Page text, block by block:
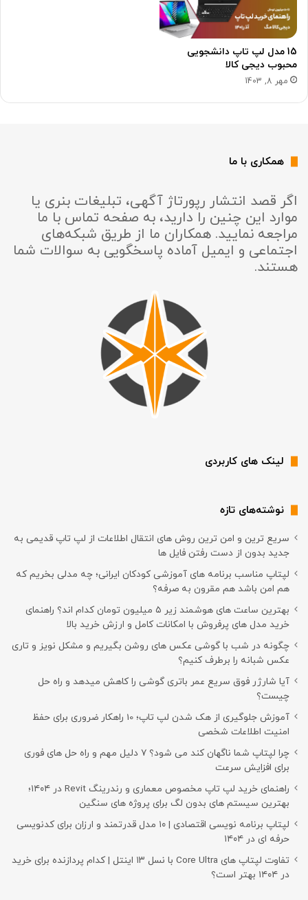
15 مدل لپ تاپ دانشجویی
محبوب دیجی کالا
مهر 8, 1403
همکاری با ما
اگر قصد انتشار رپورتاژ آگهی، تبلیغات بنری یا
موارد این چنین را دارید، به صفحه تماس با ما
مراجعه نمایید. همکاران ما از طریق شبکه‌های
اجتماعی و ایمیل آماده پاسخگویی به سوالات شما
هستند.
لینک های کاربردی
نوشته‌های تازه
سریع ترین و امن ترین روش های انتقال اطلاعات از لپ تاپ قدیمی به
جدید بدون از دست رفتن فایل ها
لپتاپ مناسب برنامه های آموزشی کودکان ایرانی؛ چه مدلی بخریم که
هم امن باشد هم مقرون به صرفه؟
بهترین ساعت های هوشمند زیر ۵ میلیون تومان کدام اند؟ راهنمای
خرید مدل های پرفروش با امکانات کامل و ارزش خرید بالا
چگونه در شب با گوشی عکس های روشن بگیریم و مشکل نویز و تاری
عکس شبانه را برطرف کنیم؟
آیا شارژر فوق سریع عمر باتری گوشی را کاهش میدهد و راه حل
چیست؟
آموزش جلوگیری از هک شدن لپ تاپ؛ 10 راهکار ضروری برای حفظ
امنیت اطلاعات شخصی
چرا لپتاپ شما ناگهان کند می شود؟ ۷ دلیل مهم و راه حل های فوری
برای افزایش سرعت
راهنمای خرید لپ تاپ مخصوص معماری و رندرینگ Revit در ۱۴۰۴؛
بهترین سیستم های بدون لگ برای پروژه های سنگین
لپتاپ برنامه نویسی اقتصادی | ۱۰ مدل قدرتمند و ارزان برای کدنویسی
حرفه ای در ۱۴۰۴
تفاوت لپتاپ های Core Ultra با نسل ۱۳ اینتل | کدام پردازنده برای خرید
در ۱۴۰۴ بهتر است؟